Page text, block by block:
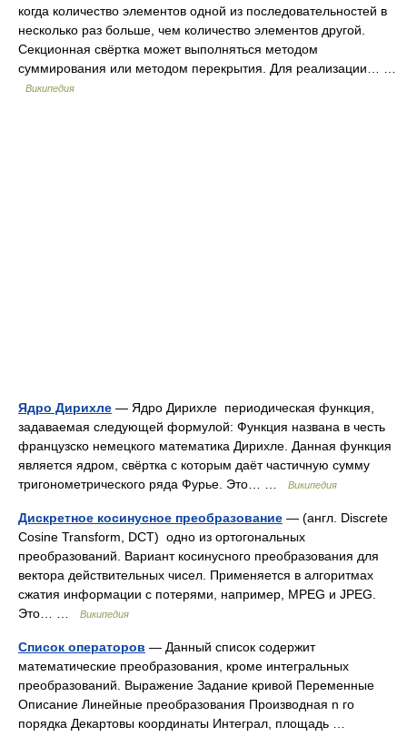
когда количество элементов одной из последовательностей в
несколько раз больше, чем количество элементов другой.
Секционная свёртка может выполняться методом
суммирования или методом перекрытия. Для реализации… …
Википедия
Ядро Дирихле — Ядро Дирихле периодическая функция,
задаваемая следующей формулой: Функция названа в честь
французско немецкого математика Дирихле. Данная функция
является ядром, свёртка с которым даёт частичную сумму
тригонометрического ряда Фурье. Это… …
Википедия
Дискретное косинусное преобразование — (англ. Discrete
Cosine Transform, DCT) одно из ортогональных
преобразований. Вариант косинусного преобразования для
вектора действительных чисел. Применяется в алгоритмах
сжатия информации с потерями, например, MPEG и JPEG.
Это… …
Википедия
Список операторов — Данный список содержит
математические преобразования, кроме интегральных
преобразований. Выражение Задание кривой Переменные
Описание Линейные преобразования Производная n го
порядка Декартовы координаты Интеграл, площадь …